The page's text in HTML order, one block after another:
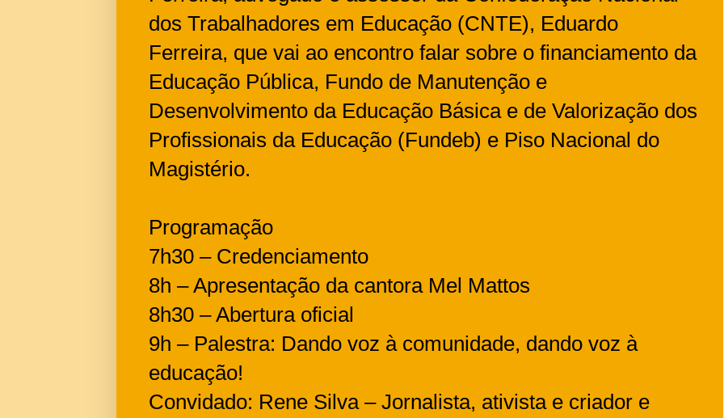
dos Trabalhadores em Educação (CNTE), Eduardo
Ferreira, que vai ao encontro falar sobre o financiamento da
Educação Pública, Fundo de Manutenção e
Desenvolvimento da Educação Básica e de Valorização dos
Profissionais da Educação (Fundeb) e Piso Nacional do
Magistério.
Programação
7h30 – Credenciamento
8h – Apresentação da cantora Mel Mattos
8h30 – Abertura oficial
9h – Palestra: Dando voz à comunidade, dando voz à
educação!
Convidado: Rene Silva – Jornalista, ativista e criador e